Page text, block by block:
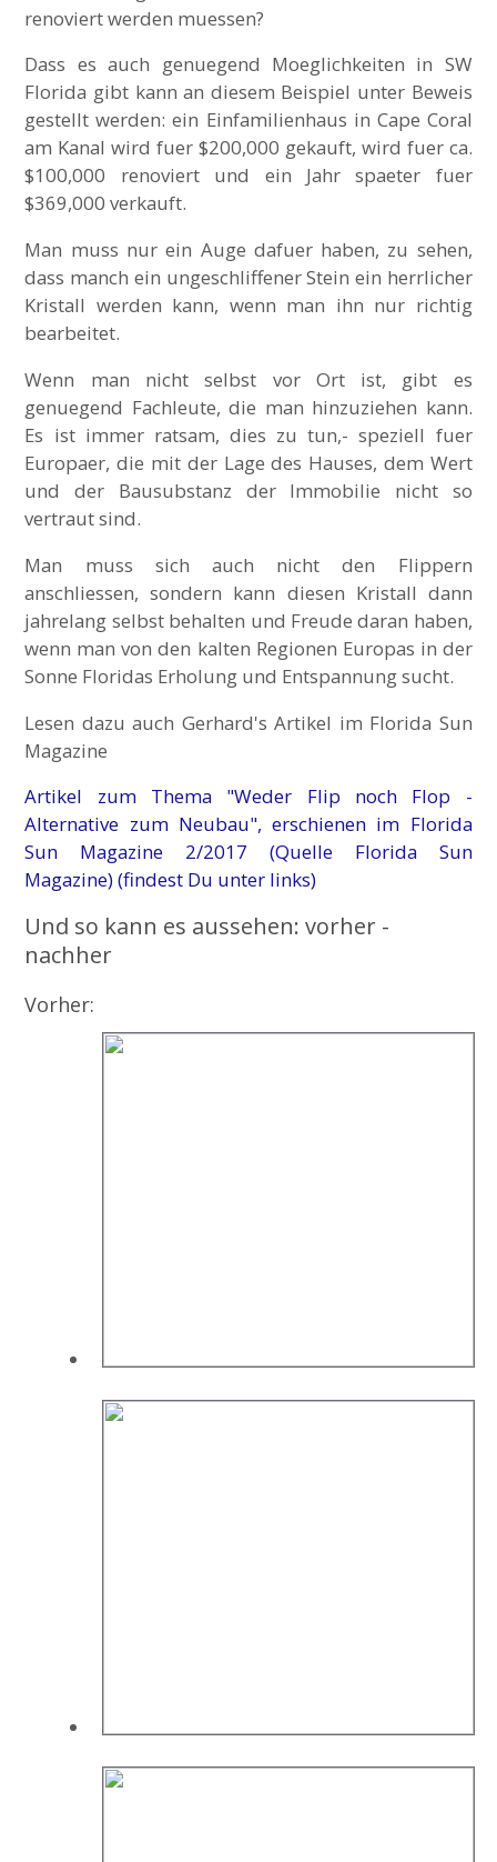
renoviert werden muessen?
Dass es auch genuegend Moeglichkeiten in SW
Florida gibt kann an diesem Beispiel unter Beweis
gestellt werden: ein Einfamilienhaus in Cape Coral
am Kanal wird fuer $200,000 gekauft, wird fuer ca.
$100,000 renoviert und ein Jahr spaeter fuer
$369,000 verkauft.
Man muss nur ein Auge dafuer haben, zu sehen,
dass manch ein ungeschliffener Stein ein herrlicher
Kristall werden kann, wenn man ihn nur richtig
bearbeitet.
Wenn man nicht selbst vor Ort ist, gibt es
genuegend Fachleute, die man hinzuziehen kann.
Es ist immer ratsam, dies zu tun,- speziell fuer
Europaer, die mit der Lage des Hauses, dem Wert
und der Bausubstanz der Immobilie nicht so
vertraut sind.
Man muss sich auch nicht den Flippern
anschliessen, sondern kann diesen Kristall dann
jahrelang selbst behalten und Freude daran haben,
wenn man von den kalten Regionen Europas in der
Sonne Floridas Erholung und Entspannung sucht.
Lesen dazu auch Gerhard's Artikel im Florida Sun
Magazine
Artikel zum Thema "Weder Flip noch Flop -
Alternative zum Neubau", erschienen im Florida
Sun Magazine 2/2017 (Quelle Florida Sun
Magazine) (findest Du unter links)
Und so kann es aussehen: vorher -
nachher
Vorher: